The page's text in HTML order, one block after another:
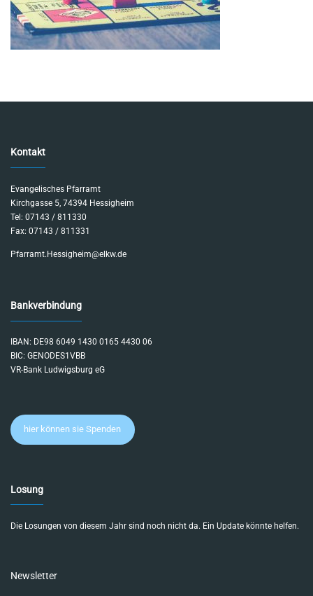
Kontakt
Evangelisches Pfarramt
Kirchgasse 5, 74394 Hessigheim
Tel: 07143 / 811330
Fax: 07143 / 811331
Pfarramt.Hessigheim@elkw.de
Bankverbindung
IBAN: DE98 6049 1430 0165 4430 06
BIC: GENODES1VBB
VR-Bank Ludwigsburg eG
hier können sie Spenden
Losung
Die Losungen von diesem Jahr sind noch nicht da. Ein Update könnte helfen.
Newsletter